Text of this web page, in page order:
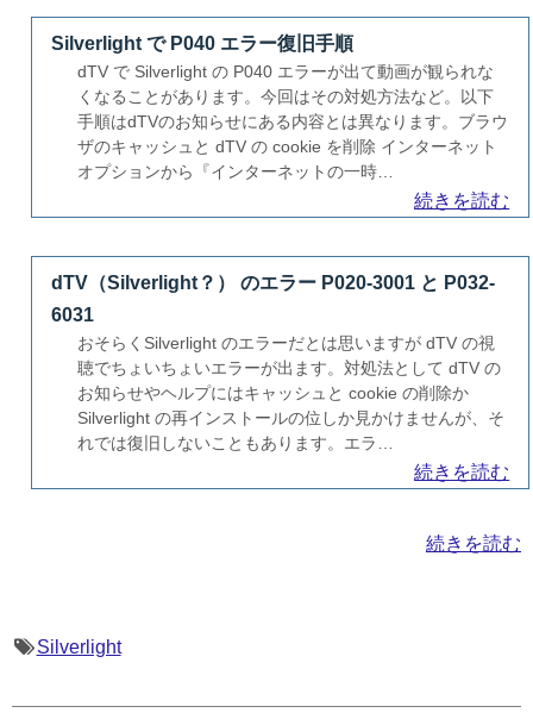
Silverlight で P040 エラー復旧手順
dTV で Silverlight の P040 エラーが出て動画が観られな
くなることがあります。今回はその対処方法など。以下
手順はdTVのお知らせにある内容とは異なります。ブラウ
ザのキャッシュと dTV の cookie を削除 インターネット
オプションから『インターネットの一時…
続きを読む
dTV（Silverlight？） のエラー P020-3001 と P032-
6031
おそらくSilverlight のエラーだとは思いますが dTV の視
聴でちょいちょいエラーが出ます。対処法として dTV の
お知らせやヘルプにはキャッシュと cookie の削除か
Silverlight の再インストールの位しか見かけませんが、そ
れでは復旧しないこともあります。エラ…
続きを読む
続きを読む
Silverlight